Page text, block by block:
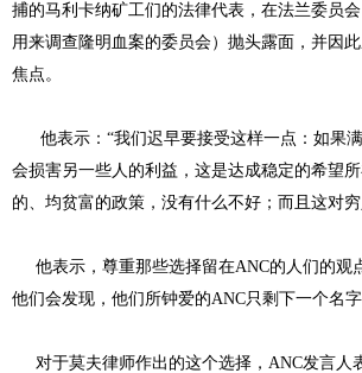
捕的马利卡纳矿工们的法律代表，在法兰委员会
用来调查隆明血案的委员会）抛头露面，并因
焦点。
他表示：“我们迟早要接受这样一点：如果
会损害另一些人的利益，这是达成稳定的希望
的、均贫富的政策，没有什么不好；而且这对
他表示，尊重那些选择留在ANC的人们的观
他们会发现，他们所钟爱的ANC只剩下一个名
对于莫夫律师作出的这个选择，ANC发言人